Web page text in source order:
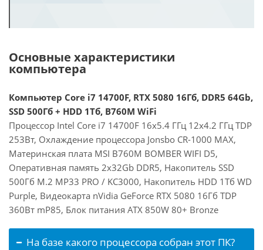
Основные характеристики
компьютера
Компьютер Core i7 14700F, RTX 5080 16Гб, DDR5 64Gb,
SSD 500Гб + HDD 1Тб, B760M WiFi
Процессор Intel Core i7 14700F 16x5.4 ГГц 12x4.2 ГГц TDP
253Вт, Охлаждение процессора Jonsbo CR-1000 MAX,
Материнская плата MSI B760M BOMBER WIFI D5,
Оперативная память 2x32Gb DDR5, Накопитель SSD
500Гб M.2 MP33 PRO / KC3000, Накопитель HDD 1Тб WD
Purple, Видеокарта nVidia GeForce RTX 5080 16Гб TDP
360Вт mP85, Блок питания ATX 850W 80+ Bronze
На базе какого процессора собран этот ПК?